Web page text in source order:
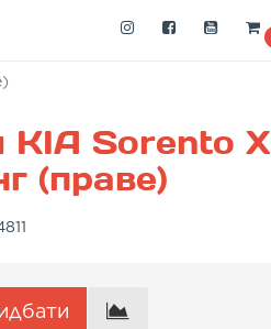
KIA Sorento
(праве)